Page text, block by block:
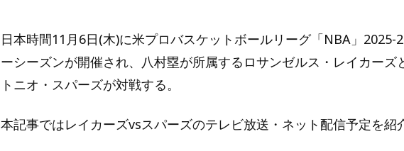
日本時間11月6日(木)に米プロバスケットボールリーグ「NBA」2025-
ーシーズンが開催され、八村塁が所属するロサンゼルス・レイカーズ
トニオ・スパーズが対戦する。
本記事ではレイカーズvsスパーズのテレビ放送・ネット配信予定を紹